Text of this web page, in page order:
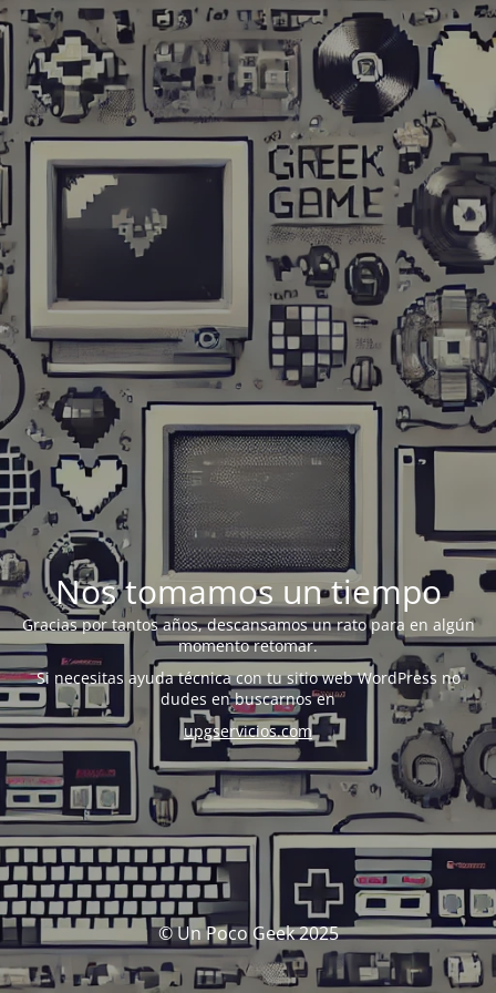
Nos tomamos un tiempo
Gracias por tantos años, descansamos un rato para en algún
momento retomar.
Si necesitas ayuda técnica con tu sitio web WordPress no
dudes en buscarnos en
upgservicios.com
© Un Poco Geek 2025